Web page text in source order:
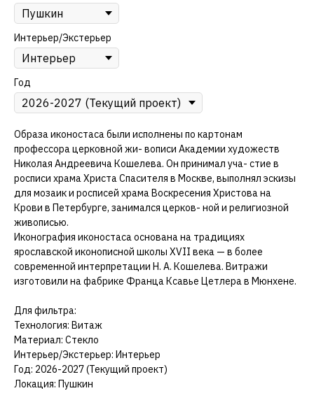
Интерьер/Экстерьер
Год
Образа иконостаса были исполнены по картонам
профессора церковной жи- вописи Академии художеств
Николая Андреевича Кошелева. Он принимал уча- стие в
росписи храма Христа Спасителя в Москве, выполнял эскизы
для мозаик и росписей храма Воскресения Христова на
Крови в Петербурге, занимался церков- ной и религиозной
живописью.
Иконография иконостаса основана на традициях
ярославской иконописной школы XVII века — в более
современной интерпретации Н. А. Кошелева. Витражи
изготовили на фабрике Франца Ксавье Цетлера в Мюнхене.
Для фильтра:
Технология: Витаж
Материал: Стекло
Интерьер/Экстерьер: Интерьер
Год: 2026-2027 (Текущий проект)
Локация: Пушкин